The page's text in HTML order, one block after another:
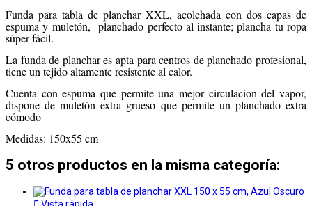
Funda para tabla de planchar XXL, acolchada con dos capas de
espuma y muletón, planchado perfecto al instante; plancha tu ropa
súper fácil.
La funda de planchar es apta para centros de planchado profesional,
tiene un tejido altamente resistente al calor.
Cuenta con espuma que permite una mejor circulacion del vapor,
dispone de muletón extra grueso que permite un planchado extra
cómodo
Medidas: 150x55 cm
5 otros productos en la misma categoría: